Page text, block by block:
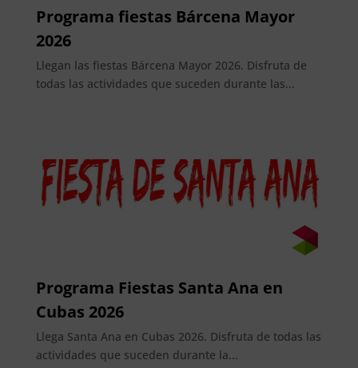
Programa fiestas Bárcena Mayor
2026
Llegan las fiestas Bárcena Mayor 2026. Disfruta de
todas las actividades que suceden durante las...
Programa Fiestas Santa Ana en
Cubas 2026
Llega Santa Ana en Cubas 2026. Disfruta de todas las
actividades que suceden durante la...